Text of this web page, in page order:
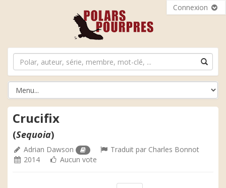
Connexion
Crucifix
(Sequoia)
Adrian Dawson Traduit par Charles Bonnot
2014
Aucun vote